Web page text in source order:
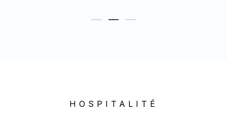
HOSPITALITÉ